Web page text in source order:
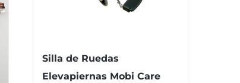
Silla de Ruedas
Elevapiernas Mobi Care